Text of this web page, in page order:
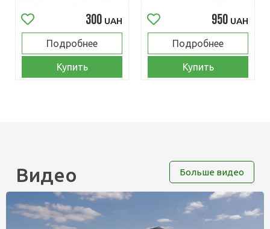
300 UAH
Подробнее
Купить
950 UAH
Подробнее
Купить
Видео Больше видео